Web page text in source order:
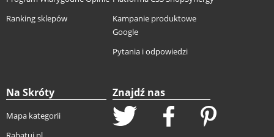
Ranking sklepów
Kampanie produktowe
Google
Pytania i odpowiedzi
Na Skróty
Mapa kategorii
Znajdź nas